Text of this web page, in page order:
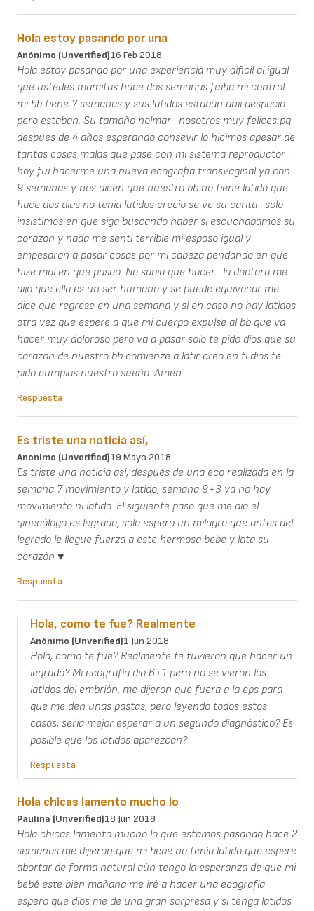
Hola estoy pasando por una
Anónimo (unverified)16 Feb 2018
Hola estoy pasando por una experiencia muy dificil al igual
que ustedes mamitas hace dos semanas fuiba mi control
mi bb tiene 7 semanas y sus latidos estaban ahii despacio
pero estaban. Su tamaño nolmar . nosotros muy felices pq
despues de 4 años esperando consevir lo hicimos apesar de
tantas cosas malas que pase con mi sistema reproductor .
hoy fui hacerme una nueva ecografia transvaginal ya con
9 semanas y nos dicen que nuestro bb no tiene latido que
hace dos dias no tenia latidos crecio se ve su carita . solo
insistimos en que siga buscando haber si escuchabamos su
corazon y nada me senti terrible mi esposo igual y
empesaron a pasar cosas por mi cabeza pendando en que
hize mal en que pasoo. No sabia que hacer . la doctora me
dijo que ella es un ser humano y se puede equivocar me
dice que regrese en una semana y si en caso no hay latidos
otra vez que espere a que mi cuerpo expulse al bb que va
hacer muy doloroso pero va a pasar solo te pido dios que su
corazon de nuestro bb comienze a latir creo en ti dios te
pido cumplas nuestro sueño. Amen
Respuesta
Es triste una noticia así,
Anonimo (unverified)19 Mayo 2018
Es triste una noticia así, después de una eco realizada en la
semana 7 movimiento y latido, semana 9+3 ya no hay
movimiento ni latido. El siguiente paso que me dio el
ginecólogo es legrado, solo espero un milagro que antes del
legrado le llegue fuerza a este hermosa bebe y lata su
corazón ♥
Respuesta
Hola, como te fue? Realmente
Anónimo (unverified)1 Jun 2018
Hola, como te fue? Realmente te tuvieron que hacer un
legrado? Mi ecografía dio 6+1 pero no se vieron los
latidos del embrión, me dijeron que fuera a la eps para
que me den unas pastas, pero leyendo todos estos
casos, sería mejor esperar a un segundo diagnóstico? Es
posible que los latidos aparezcan?
Respuesta
Hola chicas lamento mucho lo
Paulina (unverified)18 Jun 2018
Hola chicas lamento mucho lo que estamos pasando hace 2
semanas me dijieron que mi bebé no tenía latido que espere
abortar de forma natural aún tengo la esperanza de que mi
bebé este bien mañana me iré a hacer una ecografía
espero que dios me de una gran sorpresa y si tenga latidos